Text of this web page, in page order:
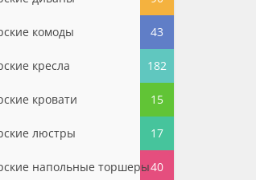
комоды 43
кресла 182
кровати 15
люстры 17
напольные торшеры40